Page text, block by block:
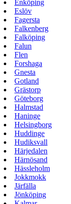
Enköping
Eslöv
Fagersta
Falkenberg
Falköping
Falun
Flen
Forshaga
Gnesta
Gotland
Grästorp
Göteborg
Halmstad
Haninge
Helsingborg
Huddinge
Hudiksvall
Härjedalen
Härnösand
Hässleholm
Jokkmokk
Järfälla
Jönköping